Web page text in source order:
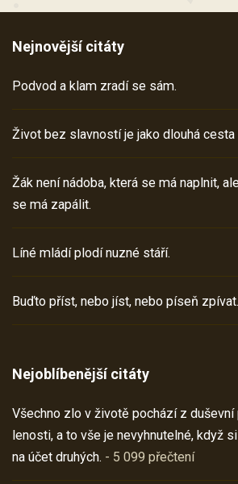
Nejnovější citáty
Podvod a klam zradí se sám.
Život bez slavností je jako dlouhá
Žák není nádoba, která se má naplnit,
se má zapálit.
Líné mládí plodí nuzné stáří.
Buďto příst, nebo jíst, nebo píseň zpívat.
Nejoblíbenější citáty
Všechno zlo v životě pochází z duševní
lenosti, a to vše je nevyhnutelné, když
na účet druhých. - 5 099 přečtení